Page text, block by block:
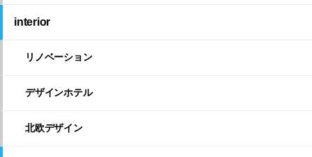
interior
リノベーション
デザインホテル
北欧デザイン